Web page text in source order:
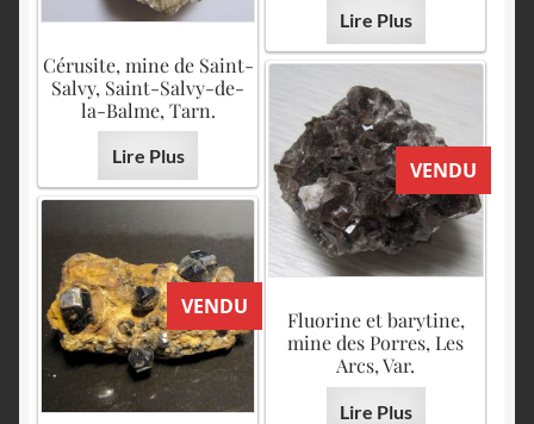
Lire Plus
Cérusite, mine de Saint-
Salvy, Saint-Salvy-de-
la-Balme, Tarn.
Lire Plus
VENDU
Fluorine et barytine,
mine des Porres, Les
Arcs, Var.
Lire Plus
VENDU